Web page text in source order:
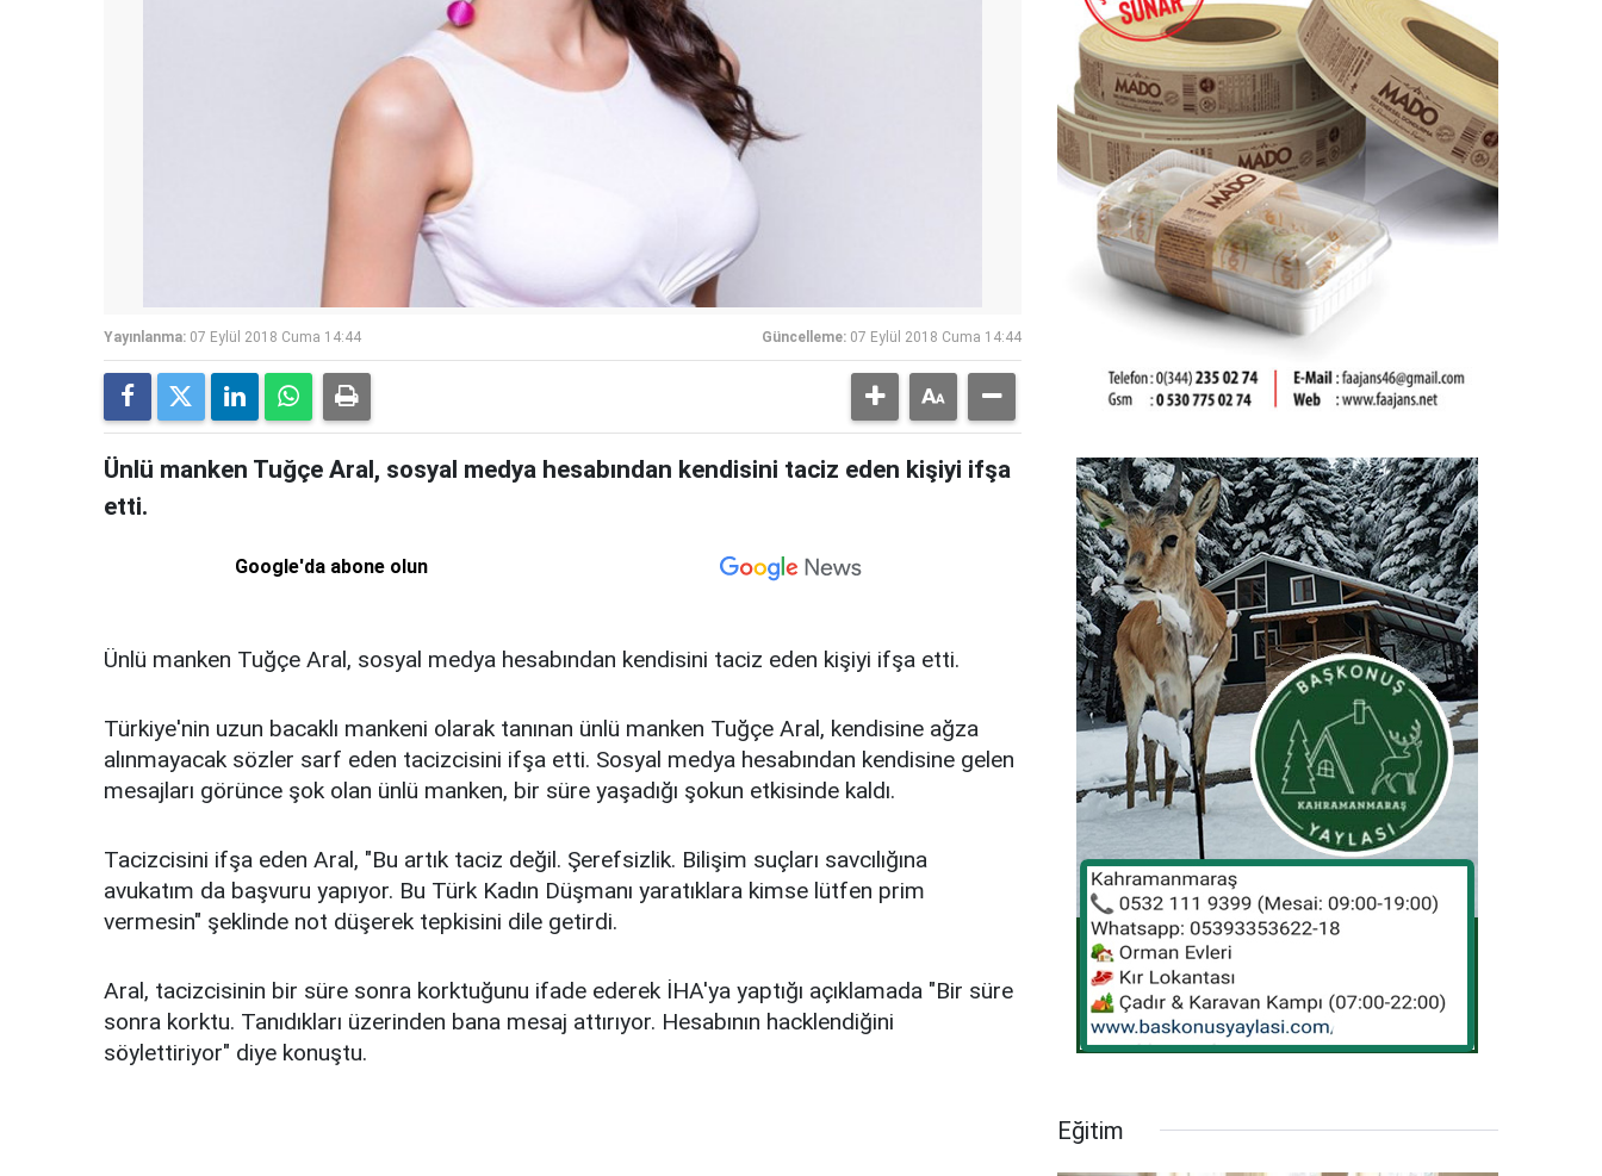
Yayınlanma: 07 Eylül 2018 Cuma 14:44 Güncelleme: 07 Eylül 2018 Cuma 14:44
Ünlü manken Tuğçe Aral, sosyal medya hesabından kendisini taciz eden kişiyi ifşa
etti.
Google'da abone olun
Ünlü manken Tuğçe Aral, sosyal medya hesabından kendisini taciz eden kişiyi ifşa etti.
Türkiye'nin uzun bacaklı mankeni olarak tanınan ünlü manken Tuğçe Aral, kendisine ağza
alınmayacak sözler sarf eden tacizcisini ifşa etti. Sosyal medya hesabından kendisine gelen
mesajları görünce şok olan ünlü manken, bir süre yaşadığı şokun etkisinde kaldı.
Tacizcisini ifşa eden Aral, "Bu artık taciz değil. Şerefsizlik. Bilişim suçları savcılığına
avukatım da başvuru yapıyor. Bu Türk Kadın Düşmanı yaratıklara kimse lütfen prim
vermesin" şeklinde not düşerek tepkisini dile getirdi.
Aral, tacizcisinin bir süre sonra korktuğunu ifade ederek İHA'ya yaptığı açıklamada "Bir süre
sonra korktu. Tanıdıkları üzerinden bana mesaj attırıyor. Hesabının hacklendiğini
söylettiriyor" diye konuştu.
Eğitim